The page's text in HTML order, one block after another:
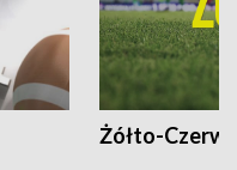
Żółto-